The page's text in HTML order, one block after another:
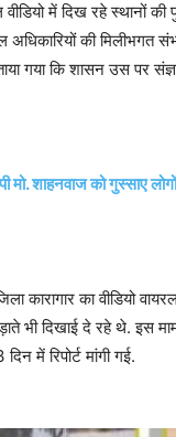
वीडियो में दिख रहे स्थानों
अधिकारियों की मिलीभगत
गया कि शासन उस पर
मो. शाहनवाज को गुस्साए
कारागार का वीडियो
भी दिखाई दे रहे थे. इस
में रिपोर्ट मांगी गई.